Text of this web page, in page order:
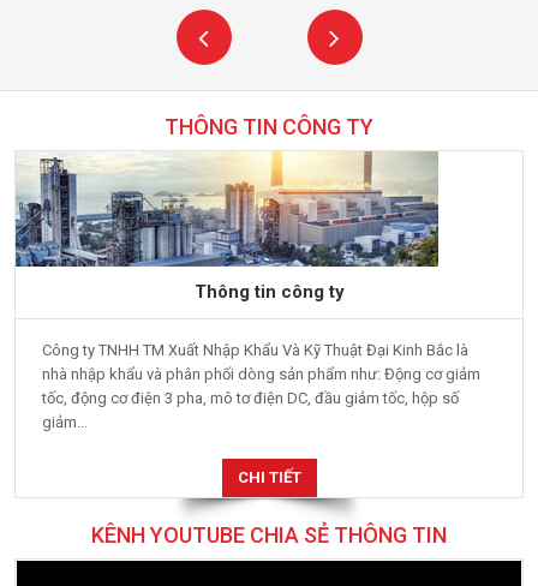
THÔNG TIN CÔNG TY
Thông tin công ty
Công ty TNHH TM Xuất Nhập Khẩu Và Kỹ Thuật Đại Kinh Bắc là
nhà nhập khẩu và phân phối dòng sản phẩm như: Động cơ giảm
tốc, động cơ điện 3 pha, mô tơ điện DC, đầu giảm tốc, hộp số
giảm...
CHI TIẾT
KÊNH YOUTUBE CHIA SẺ THÔNG TIN